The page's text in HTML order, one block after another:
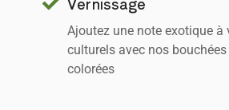
Ajoutez une note exotique à
culturels avec nos
colorées